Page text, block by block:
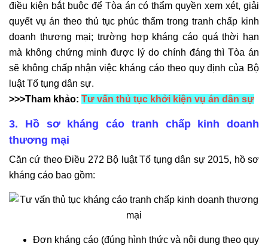
điều kiện bắt buộc để Tòa án có thẩm quyền xem xét, giải
quyết vụ án theo thủ tục phúc thẩm trong tranh chấp kinh
doanh thương mại; trường hợp kháng cáo quá thời hạn
mà không chứng minh được lý do chính đáng thì Tòa án
sẽ không chấp nhận việc kháng cáo theo quy định của Bộ
luật Tố tụng dân sự.
>>>Tham khảo: Tư vấn thủ tục khởi kiện vụ án dân sự
3. Hồ sơ kháng cáo tranh chấp kinh doanh
thương mại
Căn cứ theo Điều 272 Bộ luật Tố tụng dân sự 2015, hồ sơ
kháng cáo bao gồm:
Đơn kháng cáo (đúng hình thức và nội dung theo quy